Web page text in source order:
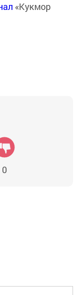
«Кукмор
0